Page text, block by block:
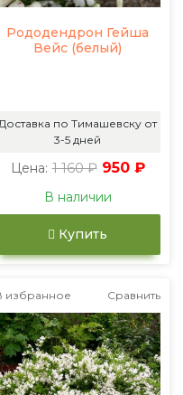
Рододендрон Гейша
Вейс (белый)
по Тимашевску от
3-5 дней
Цена: 1 160 ₽ 950 ₽
В наличии
Купить
избранное Сравнить